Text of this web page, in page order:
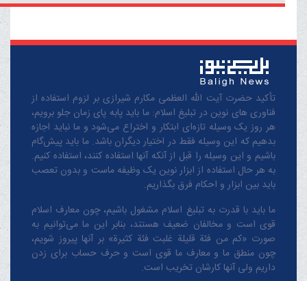
تأکید حضرت آیت الله العظمی مکارم شیرازی بر لزوم استفاده از
فناوری های نوین در تبلیغ اسلام: ما باید پابه پای زمان جلو برویم،
هر روز یک وسیله تازه‌ای ابتکار و اختراع می‌شود و ما نباید اجازه
بدهیم که این وسیله فقط در اختیار دیگران باشد. ما باید پیش‌گام
باشیم و این وسیله را قبل از آنکه آنها استفاده کنند، استفاده کنیم.
به هر حال استفاده از ابزار نوین یک وظیفه ماست و بدون تعصب
باید بین ابزار و احکام فرق بگذاریم.
ما باید با قدرت به تبلیغ اسلام مشغول باشیم، چون معارف اسلام
قوی است و مخالفان ضعیف هستند، بنابر این ما می‌توانیم به
صورت «کم من فئة قلیلة غلبت فئة کثیرة» بر آنها پیروز شویم،
چون منطق‌ ما و معارف ‌ما قوی است و حرف حساب برای زدن
داریم ولی آنها کارشان تخریب است.